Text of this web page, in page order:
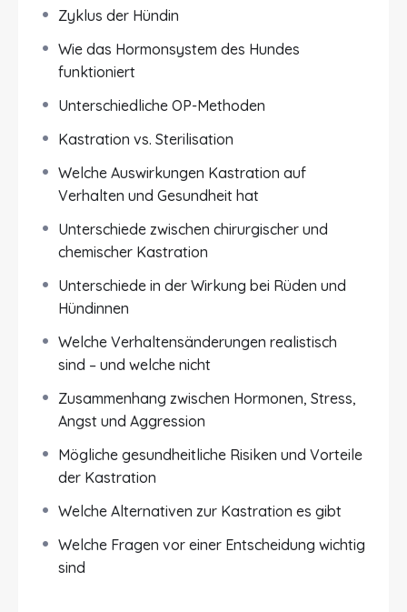
Worum geht’s?
In diesem Online-Kurs vermitteln wir dir
fundiertes, wissenschaftlich basiertes Wissen
besonderem Fokus auf den Zusammenhang
zwischenHormonsystem, Verhalten und
Du lernst, welche hormonellen Prozesse durch
eine Kastration beeinflusst werden, welche
Unterschiede es zwischen chirurgischer
wie sich der Eingriff auf Rüden und Hündinnen
unterschiedlich auswirken kann. Wir zeigen dir,
warum nicht jedes Verhaltensproblem durch
eine Kastration gelöst wird und in welchen Fällen
Ein besonderer Schwerpunkt liegt auf den
Kastration. Du erfährst, wie Sexualhormone
Stressverarbeitung, Sozialverhalten, Angst,
Aggression und Lernfähigkeit beeinflussen.
gesundheitliche Risiken und Vorteile – etwa im
Hinblick auf Gelenke, Gewicht, Stoffwechsel,
Zyklus der Hündin
Wie das Hormonsystem des Hundes
funktioniert
Unterschiedliche OP-Methoden
Kastration vs. Sterilisation
Welche Auswirkungen Kastration auf
Verhalten und Gesundheit hat
Unterschiede zwischen chirurgischer und
chemischer Kastration
Unterschiede in der Wirkung bei Rüden und
Hündinnen
Welche Verhaltensänderungen realistisch
sind – und welche nicht
Zusammenhang zwischen Hormonen, Stress,
Angst und Aggression
Mögliche gesundheitliche Risiken und Vorteile
der Kastration
Welche Alternativen zur Kastration es gibt
Welche Fragen vor einer Entscheidung wichtig
sind